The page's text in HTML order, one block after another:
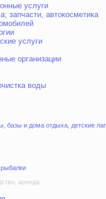
услуги
запчасти, автокосметика
услуги
организации
воды
базы и дома отдыха, детские
аренда